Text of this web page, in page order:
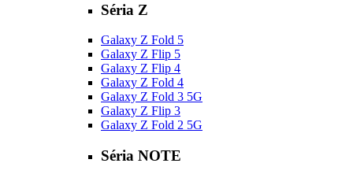
Séria Z
Galaxy Z Fold 5
Galaxy Z Flip 5
Galaxy Z Flip 4
Galaxy Z Fold 4
Galaxy Z Fold 3 5G
Galaxy Z Flip 3
Galaxy Z Fold 2 5G
Séria NOTE